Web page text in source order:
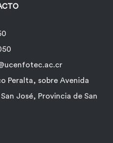
Peralta, sobre Avenida
José, Provincia de San